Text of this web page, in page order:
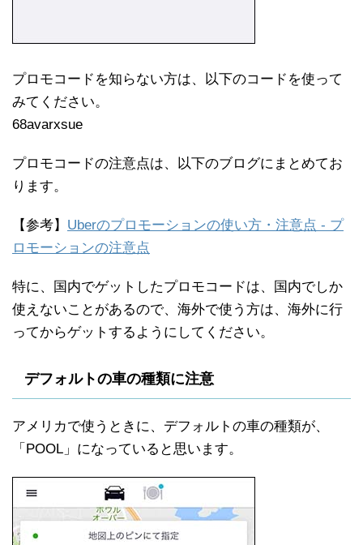
プロモコードを知らない方は、以下のコードを使って
みてください。
68avarxsue
プロモコードの注意点は、以下のブログにまとめてお
ります。
【参考】 Uberのプロモーションの使い方・注意点 - プ
ロモーションの注意点
特に、国内でゲットしたプロモコードは、国内でしか
使えないことがあるので、海外で使う方は、海外に行
ってからゲットするようにしてください。
デフォルトの車の種類に注意
アメリカで使うときに、デフォルトの車の種類が、
「POOL」になっていると思います。